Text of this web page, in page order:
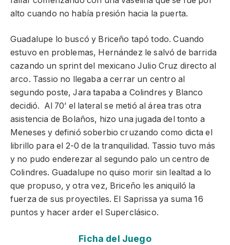
alto cuando no había presión hacia la puerta.
Guadalupe lo buscó y Briceño tapó todo. Cuando
estuvo en problemas, Hernández le salvó de barrida
cazando un sprint del mexicano Julio Cruz directo al
arco. Tassio no llegaba a cerrar un centro al
segundo poste, Jara tapaba a Colindres y Blanco
decidió. Al 70’ el lateral se metió al área tras otra
asistencia de Bolaños, hizo una jugada del tonto a
Meneses y definió soberbio cruzando como dicta el
librillo para el 2-0 de la tranquilidad. Tassio tuvo más
y no pudo enderezar al segundo palo un centro de
Colindres. Guadalupe no quiso morir sin lealtad a lo
que propuso, y otra vez, Briceño les aniquiló la
fuerza de sus proyectiles. El Saprissa ya suma 16
puntos y hacer arder el Superclásico.
Ficha del Juego